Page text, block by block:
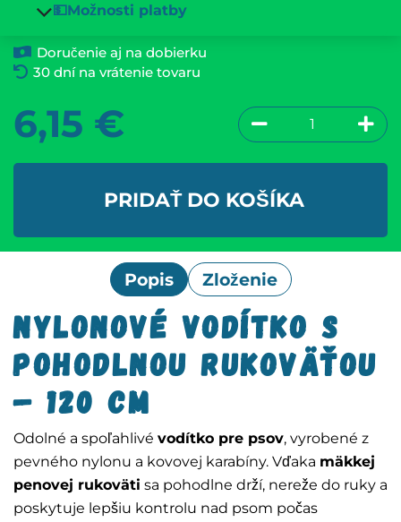
💵Možnosti platby
Doručenie aj na dobierku
30 dní na vrátenie tovaru
6,15 €
PRIDAŤ DO KOŠÍKA
Popis Zloženie
Nylonové vodítko s
pohodlnou rukoväťou
– 120 cm
Odolné a spoľahlivé vodítko pre psov, vyrobené z
pevného nylonu a kovovej karabíny. Vďaka mäkkej
penovej rukoväti sa pohodlne drží, nereže do ruky a
poskytuje lepšiu kontrolu nad psom počas